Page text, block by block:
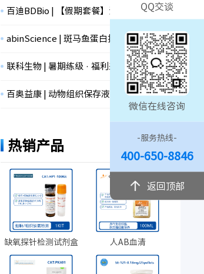
百迪BDBio | 【假期套餐】消杀+支原体检测+冻存，限时折扣！
abinScience | 斑马鱼蛋白抗体
联科生物 | 暑期练级 · 福利来袭！
百奥益康 | 动物组织保存液
热销产品
缺氧探针检测试剂盒 人AB血清
QQ交谈
微信在线咨询
-服务热线-
400-650-8846
返回顶部